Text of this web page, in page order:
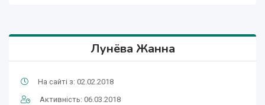
Лунёва Жанна
На сайті з: 02.02.2018
Активність: 06.03.2018